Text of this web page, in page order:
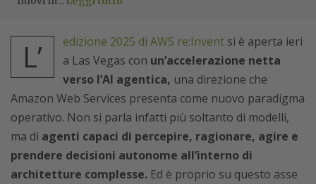
L’ edizione 2025 di AWS re:Invent si è aperta ieri
a Las Vegas con un’accelerazione netta
verso l’AI agentica, una direzione che
Amazon Web Services presenta come nuovo paradigma
operativo. Non si parla infatti più soltanto di modelli,
ma di agenti capaci di percepire, ragionare, agire e
prendere decisioni autonome all’interno di
architetture complesse. Ed è proprio su questo asse